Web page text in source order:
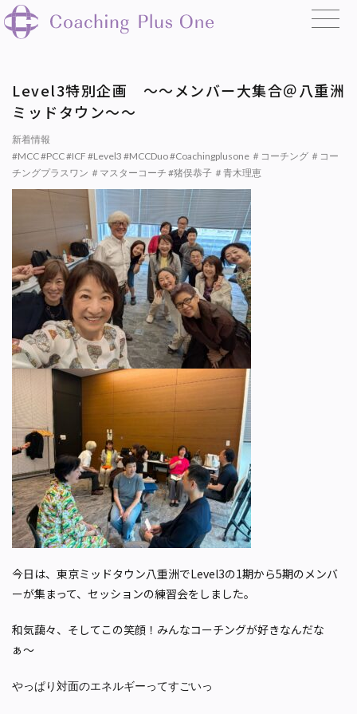
Level3特別企画 〜〜メンバー大集合＠八重洲
ミッドタウン〜〜
新着情報
#MCC #PCC #ICF #Level3 #MCCDuo #Coachingplusone ＃コーチング ＃コー
チングプラスワン ＃マスターコーチ #猪俣恭子 ＃青木理恵
今日は、東京ミッドタウン八重洲でLevel3の1期から5期のメンバ
ーが集まって、セッションの練習会をしました。
和気藹々、そしてこの笑顔！ みんなコーチングが好きなんだな
ぁ〜
やっぱり対面のエネルギーってすごいっ